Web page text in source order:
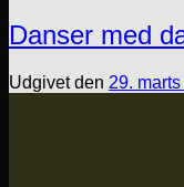
Danser med
Udgivet den 29.